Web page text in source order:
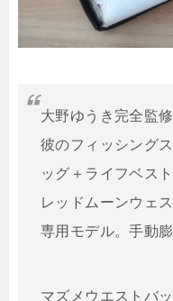
大野ゆうき完全監修
彼のフィッシング
ッグ＋ライフベスト
レッドムーンウェ
専用モデル。手動膨
マズメウエストバ